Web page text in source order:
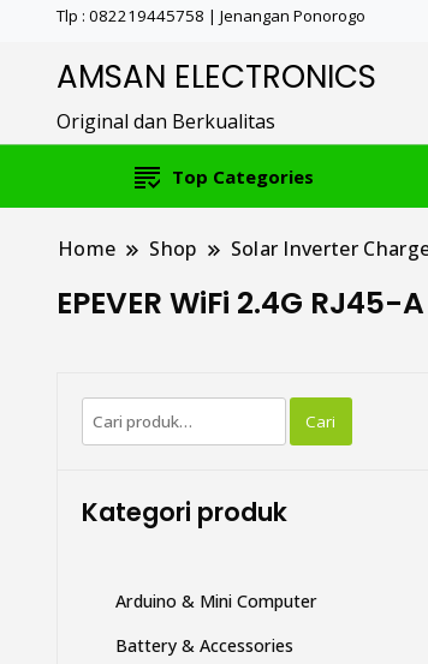
Tlp : 082219445758 | Jenangan Ponorogo
AMSAN ELECTRONICS
Original dan Berkualitas
Top Categories
Home Shop Solar Inverter
EPEVER WiFi 2.4G
Pencarian
untuk:
Cari
Kategori produk
Arduino & Mini Computer
Battery & Accessories